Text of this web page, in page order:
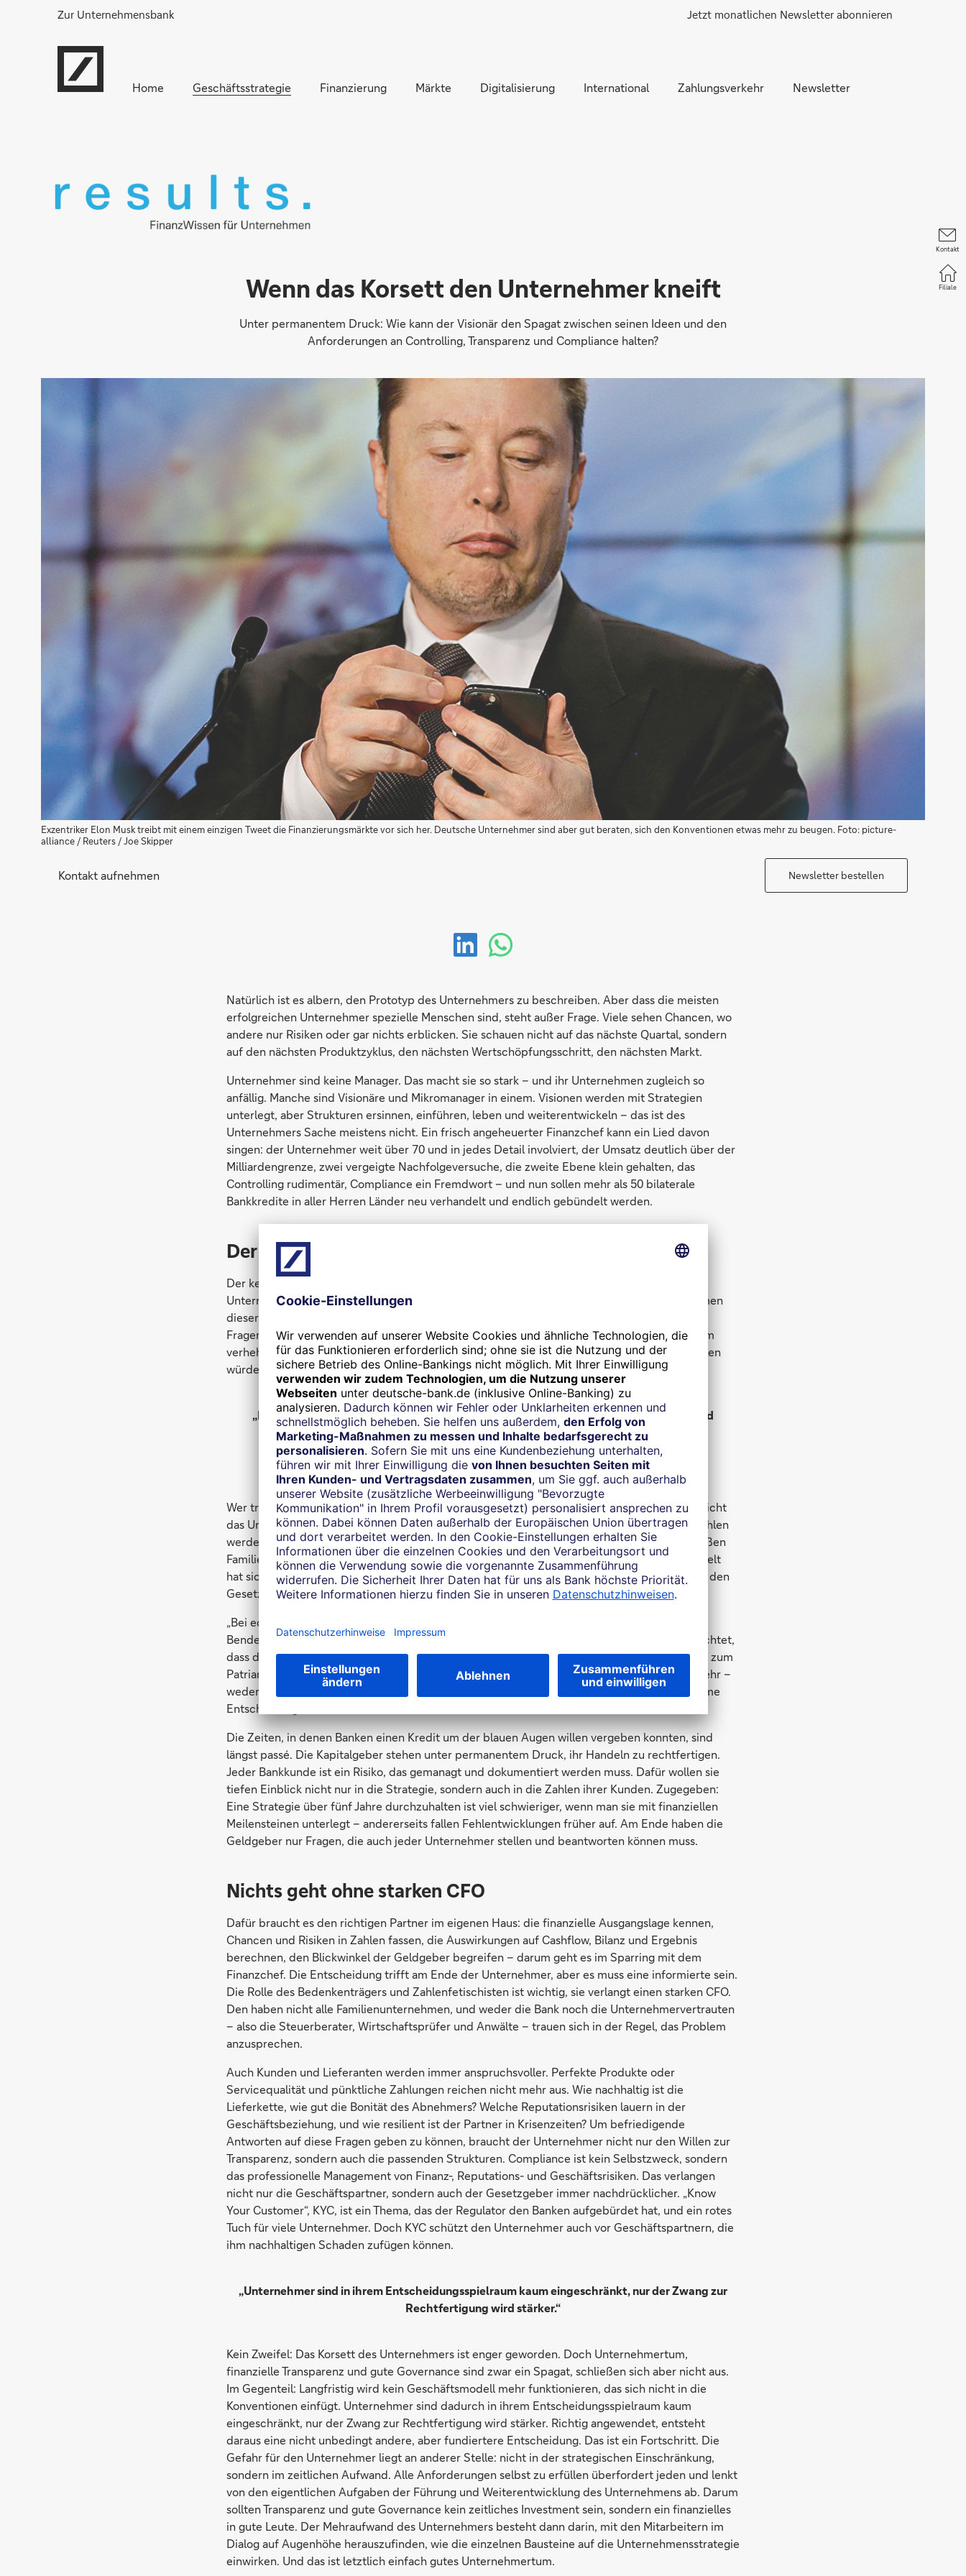
Direkt zum Hauptinhalt (Enter drücken)
Jetzt monatlichen Newsletter abonnieren
Zur Unternehmensbank
Home Geschäftsstrategie Finanzierung Märkte Digitalisierung International Zahlungsverkehr Newsletter
Kontakt
Filiale
Wenn das Korsett den Unternehmer kneift
Unter permanentem Druck: Wie kann der Visionär den Spagat zwischen seinen Ideen und den
Anforderungen an Controlling, Transparenz und Compliance halten?
Exzentriker Elon Musk treibt mit einem einzigen Tweet die Finanzierungsmärkte vor sich her. Deutsche Unternehmer sind aber gut beraten, sich den Konventionen etwas mehr zu beugen. Foto: picture-
alliance / Reuters / Joe Skipper
Kontakt aufnehmen Newsletter bestellen
Natürlich ist es albern, den Prototyp des Unternehmers zu beschreiben. Aber dass die meisten
erfolgreichen Unternehmer spezielle Menschen sind, steht außer Frage. Viele sehen Chancen, wo
andere nur Risiken oder gar nichts erblicken. Sie schauen nicht auf das nächste Quartal, sondern
auf den nächsten Produktzyklus, den nächsten Wertschöpfungsschritt, den nächsten Markt.
Unternehmer sind keine Manager. Das macht sie so stark – und ihr Unternehmen zugleich so
anfällig. Manche sind Visionäre und Mikromanager in einem. Visionen werden mit Strategien
unterlegt, aber Strukturen ersinnen, einführen, leben und weiterentwickeln – das ist des
Unternehmers Sache meistens nicht. Ein frisch angeheuerter Finanzchef kann ein Lied davon
singen: der Unternehmer weit über 70 und in jedes Detail involviert, der Umsatz deutlich über der
Milliardengrenze, zwei vergeigte Nachfolgeversuche, die zweite Ebene klein gehalten, das
Controlling rudimentär, Compliance ein Fremdwort – und nun sollen mehr als 50 bilaterale
Bankkredite in aller Herren Länder neu verhandelt und endlich gebündelt werden.
Der Patriarch ist ein Auslaufmodell
Der keineswegs fiktive, nur leicht verfremdete Finanzchef ist nicht zu beneiden. Das
Unternehmen ist gut profitabel, entspricht aber keiner der Anforderungen, die heute an Firmen
dieser Größe gestellt werden. Cashflow-Planungen kann der CFO nicht vorlegen, detaillierte
Fragen zu Zahlen nicht beantworten, gute Governance nicht nachweisen und außerdem kaum
verhehlen, dass ein plötzlicher Tod des Unternehmers ein Existenzrisiko für die Firma bedeuten
würde.
„Die Unternehmer mit dem Hang zum Patriarchat gibt es nach wie vor. Aber das Umfeld
akzeptiert sie kaum mehr.“
Stefan Bender, Deutsche Bank
Wer trägt die Schuld? Wird zu viel verlangt oder zu wenig getan? Und zerstören Strukturen nicht
das Unternehmertum? Enge organisatorische Korsetts und die Steuerung nach Finanzkennzahlen
werden von vielen Unternehmern als Einschränkung empfunden, immer noch gibt es die großen
Familienfirmen, die „nach Gutsherrenart“ geführt werden. Doch ihre Tage sind gezählt, die Welt
hat sich verändert – das gilt für Kunden und Lieferanten, Mitarbeiter und Kapitalgeber sowie den
Gesetzgeber.
„Bei echten Patriarchen beißen wir als Bank manchmal immer noch auf Granit“, sagt Stefan
Bender, der das deutsche Firmenkundengeschäft der Deutschen Bank leitet. Aber er beobachtet,
dass die Patriarchen seltener werden. Stirbt der Typus aus? „Die Unternehmer mit dem Hang zum
Patriarchat gibt es nach wie vor“, berichtet Bender. „Aber das Umfeld akzeptiert sie kaum mehr –
weder die Mitarbeiter noch die Kapitalgeber schätzen intransparente, willkürliche und einsame
Entscheidungen.“
Die Zeiten, in denen Banken einen Kredit um der blauen Augen willen vergeben konnten, sind
längst passé. Die Kapitalgeber stehen unter permanentem Druck, ihr Handeln zu rechtfertigen.
Jeder Bankkunde ist ein Risiko, das gemanagt und dokumentiert werden muss. Dafür wollen sie
tiefen Einblick nicht nur in die Strategie, sondern auch in die Zahlen ihrer Kunden. Zugegeben:
Eine Strategie über fünf Jahre durchzuhalten ist viel schwieriger, wenn man sie mit finanziellen
Meilensteinen unterlegt – andererseits fallen Fehlentwicklungen früher auf. Am Ende haben die
Geldgeber nur Fragen, die auch jeder Unternehmer stellen und beantworten können muss.
Nichts geht ohne starken CFO
Dafür braucht es den richtigen Partner im eigenen Haus: die finanzielle Ausgangslage kennen,
Chancen und Risiken in Zahlen fassen, die Auswirkungen auf Cashflow, Bilanz und Ergebnis
berechnen, den Blickwinkel der Geldgeber begreifen – darum geht es im Sparring mit dem
Finanzchef. Die Entscheidung trifft am Ende der Unternehmer, aber es muss eine informierte sein.
Die Rolle des Bedenkenträgers und Zahlenfetischisten ist wichtig, sie verlangt einen starken CFO.
Den haben nicht alle Familienunternehmen, und weder die Bank noch die Unternehmervertrauten
– also die Steuerberater, Wirtschaftsprüfer und Anwälte – trauen sich in der Regel, das Problem
anzusprechen.
Auch Kunden und Lieferanten werden immer anspruchsvoller. Perfekte Produkte oder
Servicequalität und pünktliche Zahlungen reichen nicht mehr aus. Wie nachhaltig ist die
Lieferkette, wie gut die Bonität des Abnehmers? Welche Reputationsrisiken lauern in der
Geschäftsbeziehung, und wie resilient ist der Partner in Krisenzeiten? Um befriedigende
Antworten auf diese Fragen geben zu können, braucht der Unternehmer nicht nur den Willen zur
Transparenz, sondern auch die passenden Strukturen. Compliance ist kein Selbstzweck, sondern
das professionelle Management von Finanz-, Reputations- und Geschäftsrisiken. Das verlangen
nicht nur die Geschäftspartner, sondern auch der Gesetzgeber immer nachdrücklicher. „Know
Your Customer“, KYC, ist ein Thema, das der Regulator den Banken aufgebürdet hat, und ein rotes
Tuch für viele Unternehmer. Doch KYC schützt den Unternehmer auch vor Geschäftspartnern, die
ihm nachhaltigen Schaden zufügen können.
„Unternehmer sind in ihrem Entscheidungsspielraum kaum eingeschränkt, nur der Zwang zur
Rechtfertigung wird stärker.“
Kein Zweifel: Das Korsett des Unternehmers ist enger geworden. Doch Unternehmertum,
finanzielle Transparenz und gute Governance sind zwar ein Spagat, schließen sich aber nicht aus.
Im Gegenteil: Langfristig wird kein Geschäftsmodell mehr funktionieren, das sich nicht in die
Konventionen einfügt. Unternehmer sind dadurch in ihrem Entscheidungsspielraum kaum
eingeschränkt, nur der Zwang zur Rechtfertigung wird stärker. Richtig angewendet, entsteht
daraus eine nicht unbedingt andere, aber fundiertere Entscheidung. Das ist ein Fortschritt. Die
Gefahr für den Unternehmer liegt an anderer Stelle: nicht in der strategischen Einschränkung,
sondern im zeitlichen Aufwand. Alle Anforderungen selbst zu erfüllen überfordert jeden und lenkt
von den eigentlichen Aufgaben der Führung und Weiterentwicklung des Unternehmens ab. Darum
sollten Transparenz und gute Governance kein zeitliches Investment sein, sondern ein finanzielles
in gute Leute. Der Mehraufwand des Unternehmers besteht dann darin, mit den Mitarbeitern im
Dialog auf Augenhöhe herauszufinden, wie die einzelnen Bausteine auf die Unternehmensstrategie
einwirken. Und das ist letztlich einfach gutes Unternehmertum.